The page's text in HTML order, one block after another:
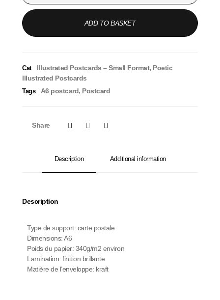
ADD TO BASKET
Cat Illustrated Postcards – Small Format, Poetic
Illustrated Postcards
Tags A6 postcard, Postcard
Share
Description Additional information
Description
Type de support: carte postale
Dimensions: A6
Poids du papier: 340g/m2 environ
Lamination: finition brillante
Matière de l’enveloppe: kraft